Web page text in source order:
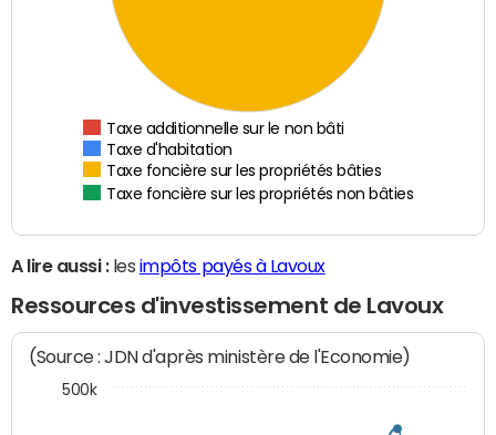
Taxe additionnelle sur le non bâti
Taxe d'habitation
Taxe foncière sur les propriétés bâties
Taxe foncière sur les propriétés non bâties
A lire aussi :les impôts payés à Lavoux
Ressources d'investissement de Lavoux
(Source : JDN d'après ministère de l'Economie)
500k